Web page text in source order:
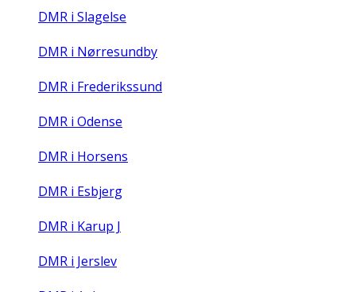
DMR i Slagelse
DMR i Nørresundby
DMR i Frederikssund
DMR i Odense
DMR i Horsens
DMR i Esbjerg
DMR i Karup J
DMR i Jerslev